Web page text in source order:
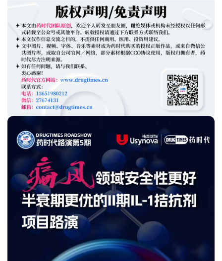
4.FDA’s Peter Marks seems inclined to back
Sarepta’s gene therapy (statnews.com)
5.North Star Ambulatory Assessment – Physiopedia
(physio-pedia.com)、
6.其他公开资料